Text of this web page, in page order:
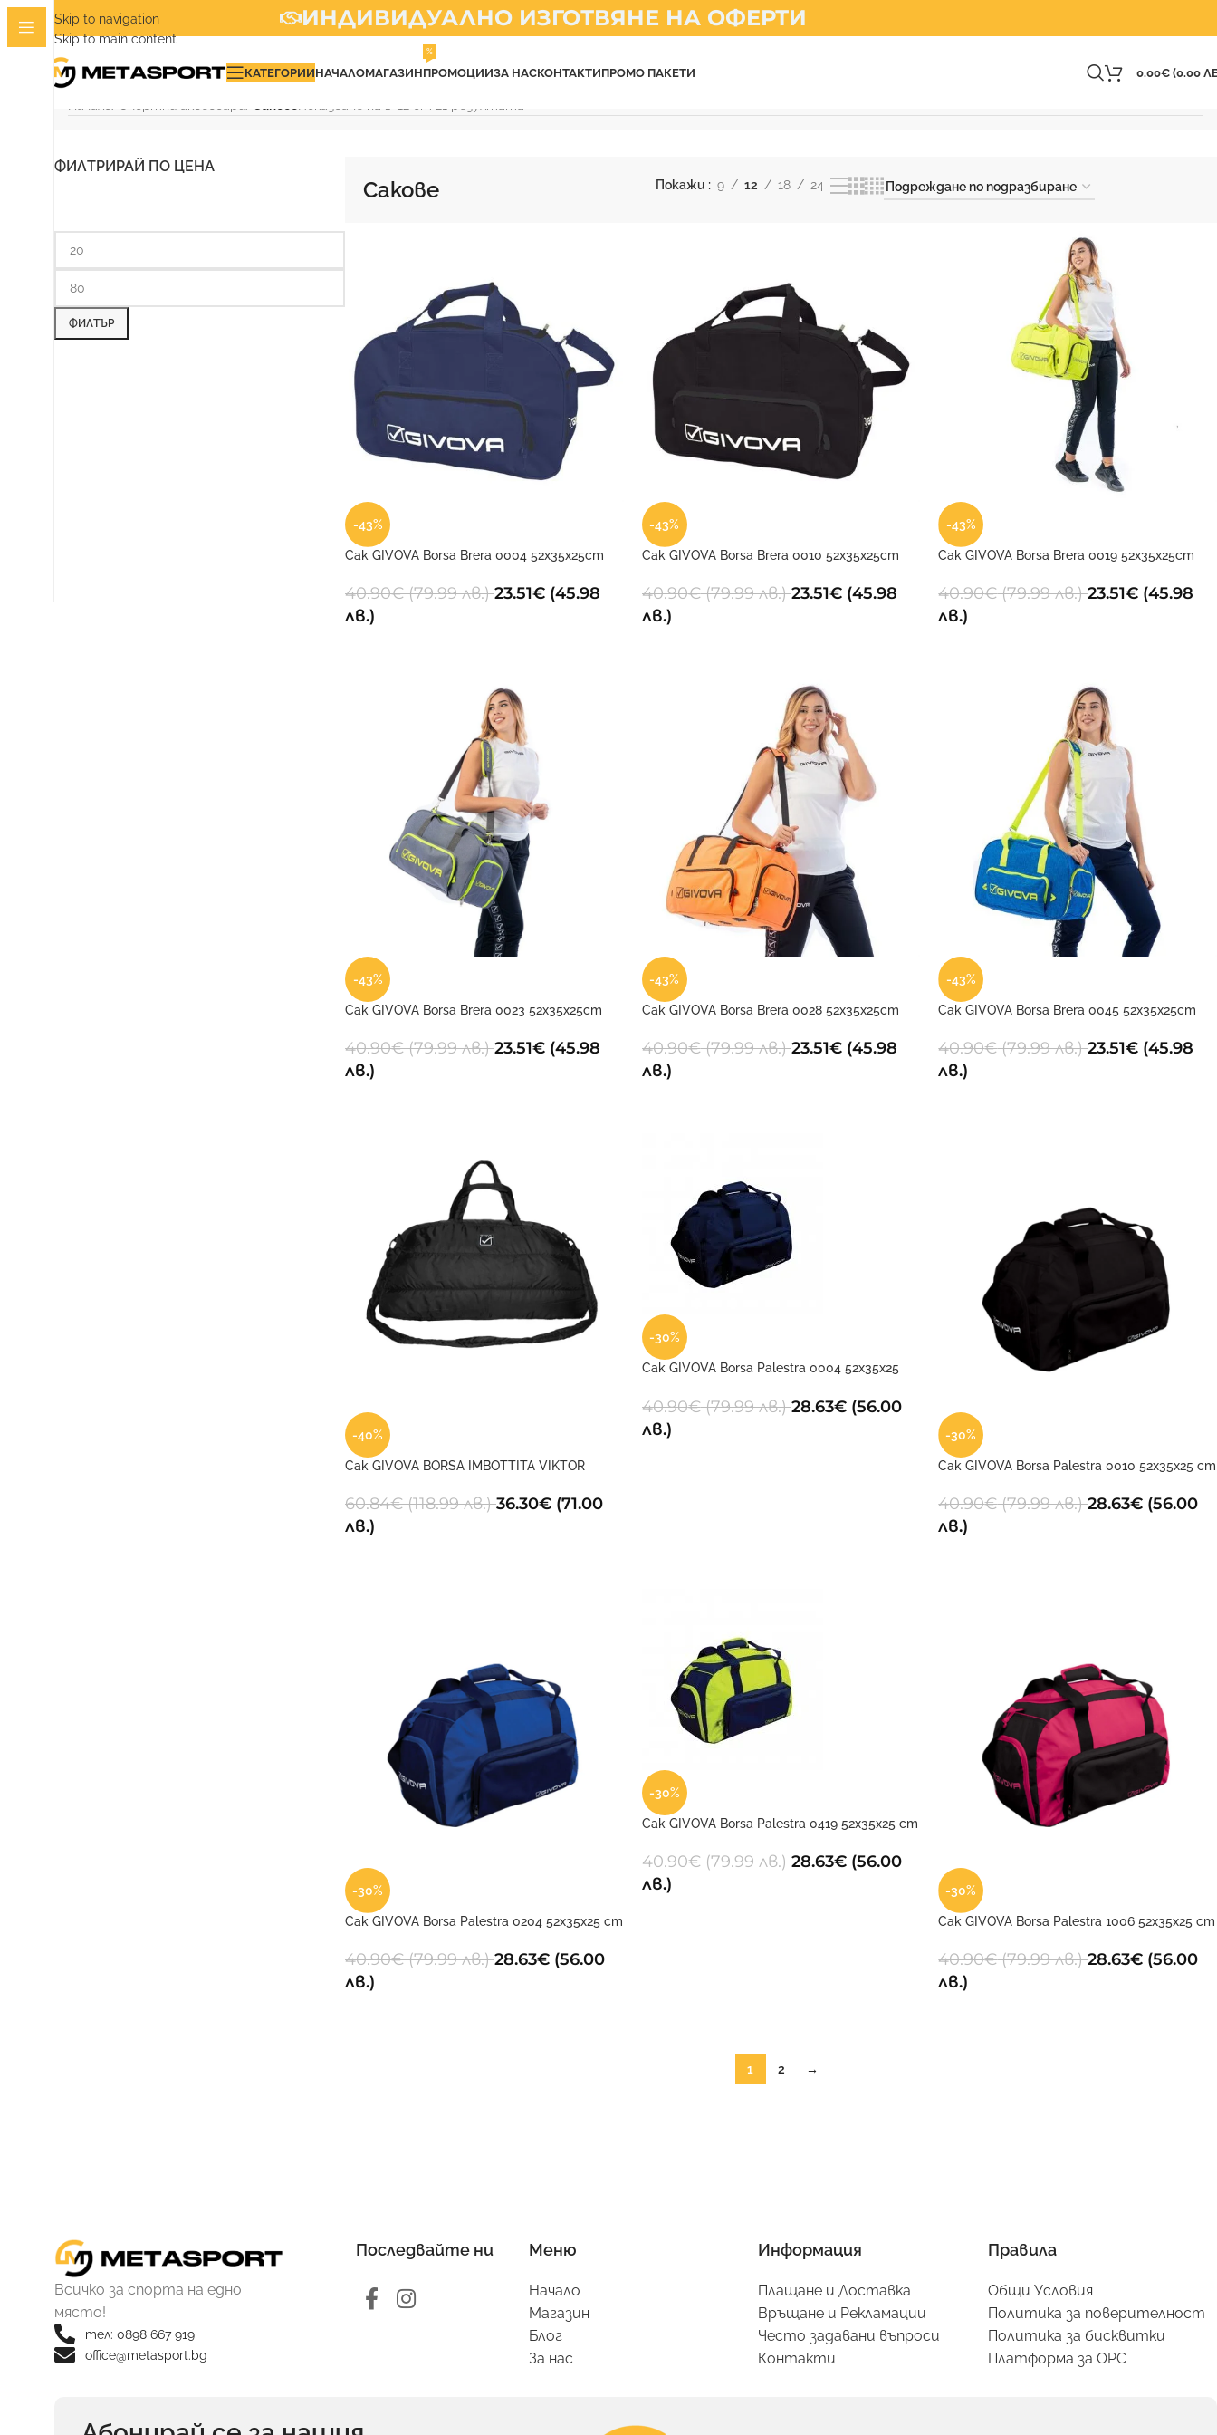
Skip to navigation
Skip to main content
ИНДИВИДУАЛНО ИЗГОТВЯНЕ НА ОФЕРТИ
КАТЕГОРИИНАЧАЛОМАГАЗИНПРОМОЦИИ
%
ЗА НАСКОНТАКТИПРОМО ПАКЕТИ 0.00€ (0.00
ФИЛТРИРАЙ ПО ЦЕНА
ФИЛТЪР
Сакове Покажи 9 12 18 24
-43%
Сак GIVOVA Borsa Brera 0004 52x35x25cm
40.90€(79.99 лв.)23.51€ (45.98
лв.)
-43%
Сак GIVOVA Borsa Brera 0010 52x35x25cm
40.90€(79.99 лв.)23.51€(45.98
лв.)
-43%
Сак GIVOVA Borsa Brera 0019 52x35x25cm
40.90€(79.99 лв.)23.51€ (45.98
лв.)
-43%
Сак GIVOVA Borsa Brera 0023 52x35x25cm
40.90€(79.99 лв.)23.51€ (45.98
лв.)
-43%
Сак GIVOVA Borsa Brera 0028 52x35x25cm
40.90€(79.99 лв.)23.51€(45.98
лв.)
-43%
Сак GIVOVA Borsa Brera 0045 52x35x25cm
40.90€(79.99 лв.)23.51€ (45.98
лв.)
-40%
Сак GIVOVA BORSA IMBOTTITA VIKTOR
60.84€(118.99 лв.)36.30€ (71.00
лв.)
-30%
Сак GIVOVA Borsa Palestra 0004 52x35x25
40.90€(79.99 лв.)28.63€(56.00
лв.)
-30%
Сак GIVOVA Borsa Palestra 0010 52x35x25 cm
40.90€(79.99 лв.)28.63€ (56.00
лв.)
-30%
Сак GIVOVA Borsa Palestra 0204 52x35x25 cm
40.90€(79.99 лв.)28.63€ (56.00
лв.)
-30%
Сак GIVOVA Borsa Palestra 0419 52x35x25 cm
40.90€(79.99 лв.)28.63€(56.00
лв.)
-30%
Сак GIVOVA Borsa Palestra 1006 52x35x25 cm
40.90€(79.99 лв.)28.63€ (56.00
лв.)
1 2 →
Всичко за спорта на едно
място!
тел: 0898 667 919
office@metasport.bg
Последвайте ни Меню
Начало
Магазин
Блог
За нас
Информация
Плащане и Доставка
Връщане и Рекламации
Често задавани въпроси
Контакти
Правила
Общи Условия
Политика за поверителност
Политика за бисквитки
Платформа за ОРС